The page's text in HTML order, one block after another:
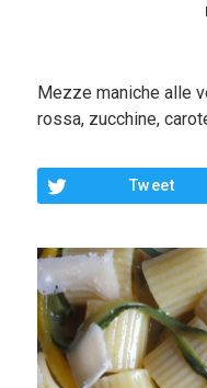
Dolci
Panini
Varie
Chi Sono
Contattami
Mezze maniche alle
rossa, zucchine,
Tweet